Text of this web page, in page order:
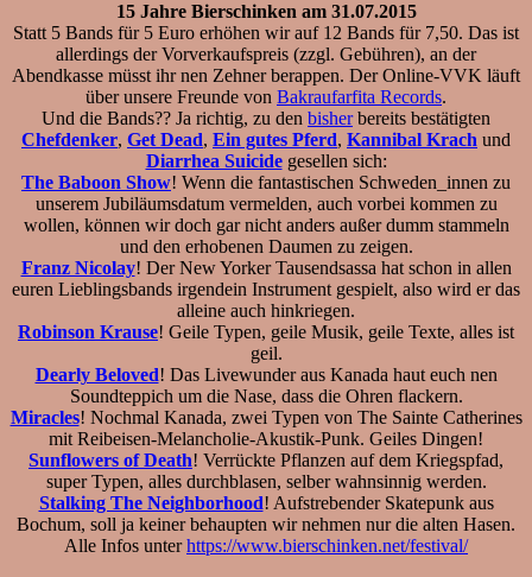
15 Jahre Bierschinken am 31.07.2015
Statt 5 Bands für 5 Euro erhöhen wir auf 12 Bands für 7,50. Das ist
allerdings der Vorverkaufspreis (zzgl. Gebühren), an der
Abendkasse müsst ihr nen Zehner berappen. Der Online-VVK läuft
über unsere Freunde von Bakraufarfita Records.
Und die Bands?? Ja richtig, zu den bisherbereits bestätigten
Chefdenker, Get Dead, Ein gutes Pferd, Kannibal Krach und
Diarrhea Suicidegesellen sich:
The Baboon Show! Wenn die fantastischen Schweden_innen zu
unserem Jubiläumsdatum vermelden, auch vorbei kommen zu
wollen, können wir doch gar nicht anders außer dumm stammeln
und den erhobenen Daumen zu zeigen.
Franz Nicolay! Der New Yorker Tausendsassa hat schon in allen
euren Lieblingsbands irgendein Instrument gespielt, also wird er das
alleine auch hinkriegen.
Robinson Krause! Geile Typen, geile Musik, geile Texte, alles ist
geil.
Dearly Beloved! Das Livewunder aus Kanada haut euch nen
Soundteppich um die Nase, dass die Ohren flackern.
Miracles! Nochmal Kanada, zwei Typen von The Sainte Catherines
mit Reibeisen-Melancholie-Akustik-Punk. Geiles Dingen!
Sunflowers of Death! Verrückte Pflanzen auf dem Kriegspfad,
super Typen, alles durchblasen, selber wahnsinnig werden.
Stalking The Neighborhood! Aufstrebender Skatepunk aus
Bochum, soll ja keiner behaupten wir nehmen nur die alten Hasen.
Alle Infos unterhttps://www.bierschinken.net/festival/